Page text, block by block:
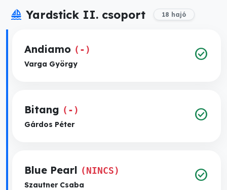
sailing Yardstick II. csoport 18 hajó
Andiamo (-)
Varga György
check_circle
Bitang (-)
Gárdos Péter
check_circle
Blue Pearl (NINCS)
Szautner Csaba
check_circle